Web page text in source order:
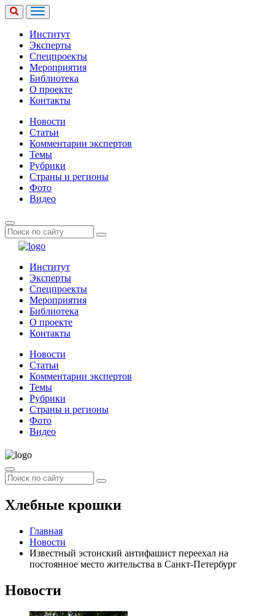
Институт
Эксперты
Спецпроекты
Мероприятия
Библиотека
О проекте
Контакты
Новости
Статьи
Комментарии экспертов
Темы
Рубрики
Страны и регионы
Фото
Видео
Институт
Эксперты
Спецпроекты
Мероприятия
Библиотека
О проекте
Контакты
Новости
Статьи
Комментарии экспертов
Темы
Рубрики
Страны и регионы
Фото
Видео
Хлебные крошки
Главная
Новости
Известный эстонский антифашист переехал на
постоянное место жительства в Санкт-Петербург
Новости